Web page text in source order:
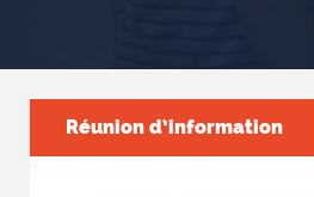
Réunion d’information